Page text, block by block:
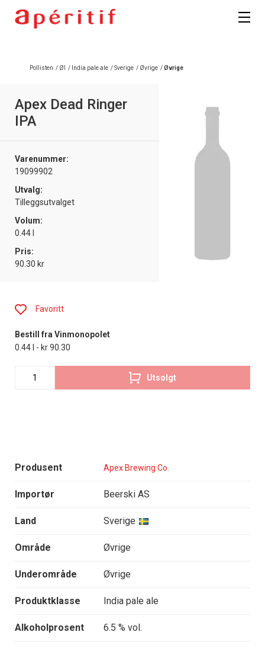
Pollisten / Øl / India pale ale /Sverige / Øvrige /Øvrige
Apex Dead Ringer
IPA
Varenummer:
19099902
Utvalg:
Tilleggsutvalget
Volum:
0.44 l
Pris:
90.30 kr
Produsent Apex Brewing Co.
Importør Beerski AS
Land Sverige
Område Øvrige
Underområde Øvrige
Produktklasse India pale ale
Alkoholprosent 6.5 % vol.
Favoritt
Bestill fra Vinmonopolet
0.44 l - kr 90.30
Utsolgt